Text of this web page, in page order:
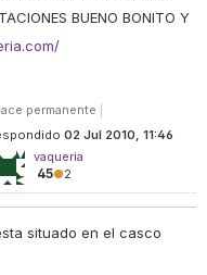
BUENO BONITO Y
permanente
02 Jul 2010, 11:46
vaqueria
45●2
situado en el casco